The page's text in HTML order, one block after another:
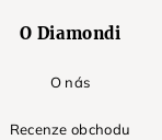
O Diamondi
O nás
Recenze obchodu